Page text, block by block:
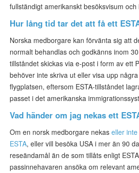
fullständigt amerikanskt besöksvisum och
Hur lång tid tar det att få ett
Norska medborgare kan förvänta sig att
normalt behandlas och godkänns inom
tillståndet skickas via e-post i form av ett
behöver inte skriva ut eller visa upp
flygplatsen, eftersom ESTA-tillståndet
passet i det amerikanska
Vad händer om jag nekas ett
Om en norsk medborgare nekas eller
ESTA, eller vill besöka USA i mer än 90
reseändamål än de som tillåts enligt
passinnehavaren ansöka om relevant